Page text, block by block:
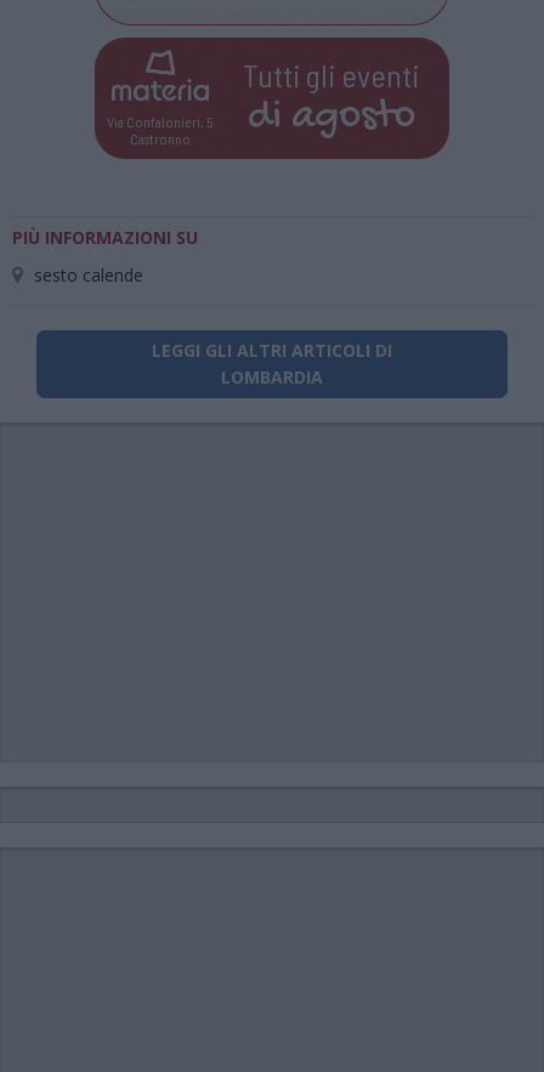
Via Confalonieri, 5
Castronno
Tutti gli eventi
di agosto
PIÙ INFORMAZIONI SU
sesto calende
LEGGI GLI ALTRI ARTICOLI DI
LOMBARDIA